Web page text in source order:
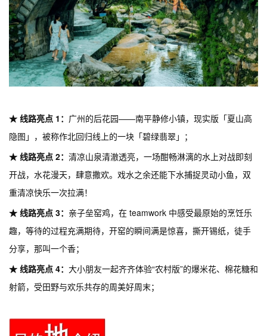
★ 线路亮点 1： 广州的后花园——南平静修小镇，现实版「夏山高
隐图」，被称作北回归线上的一块「碧绿翡翠」；
★ 线路亮点 2： 清凉山泉清澈透亮，一场酣畅淋漓的水上对战即刻
开战，水花漫天，肆意撒欢。戏水之余还能下水捕捉灵动小鱼，双
重清凉快乐一次拉满！
★ 线路亮点 3： 亲子垒窑鸡，在 teamwork 中感受最原始的烹饪乐
趣，等待的过程充满期待，开窑的瞬间满是惊喜，撕开锡纸，徒手
分享，那叫一个香；
★ 线路亮点 4： 大小朋友一起齐齐体验“农村版”的爆米花、棉花糖和
射箭，受田野与欢乐共存的周美好周末；